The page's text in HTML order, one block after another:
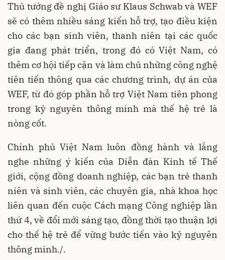
Thủ tướng đề nghị Giáo sư Klaus Schwab và WEF
sẽ có thêm nhiều sáng kiến hỗ trợ, tạo điều kiện
cho các bạn sinh viên, thanh niên tại các quốc
gia đang phát triển, trong đó có Việt Nam, có
thêm cơ hội tiếp cận và làm chủ những công nghệ
tiên tiến thông qua các chương trình, dự án của
WEF, từ đó góp phần hỗ trợ Việt Nam tiên phong
trong kỷ nguyên thông minh mà thế hệ trẻ là
nòng cốt.
Chính phủ Việt Nam luôn đồng hành và lắng
nghe những ý kiến của Diễn đàn Kinh tế Thế
giới, cộng đồng doanh nghiệp, các bạn trẻ thanh
niên và sinh viên, các chuyên gia, nhà khoa học
liên quan đến cuộc Cách mạng Công nghiệp lần
thứ 4, về đổi mới sáng tạo, đồng thời tạo thuận lợi
cho thế hệ trẻ để vững bước tiến vào kỷ nguyên
thông minh./.